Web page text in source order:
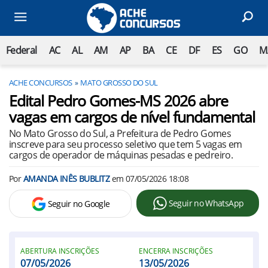
Federal AC AL AM AP BA CE DF ES GO
ACHE CONCURSOS MATO GROSSO DO SUL
Edital Pedro Gomes-MS 2026 abre
vagas em cargos de nível fundamental
No Mato Grosso do Sul, a Prefeitura de Pedro Gomes
inscreve para seu processo seletivo que tem 5 vagas em
cargos de operador de máquinas pesadas e pedreiro.
PorAMANDA INÊS BUBLITZem 07/05/2026 18:08
Seguir no Google Seguir no WhatsApp
ABERTURA INSCRIÇÕES
07/05/2026
ENCERRA INSCRIÇÕES
13/05/2026